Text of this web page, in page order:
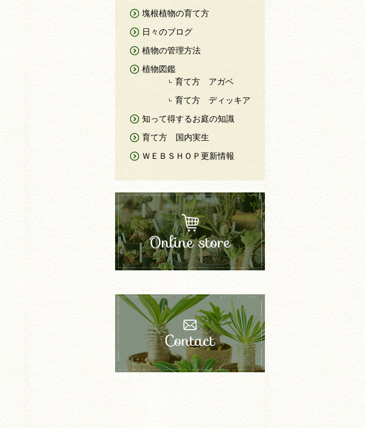
塊根植物の育て方
日々のブログ
植物の管理方法
植物図鑑
育て方 アガベ
育て方 ディッキア
知って得するお庭の知識
育て方 国内実生
ＷＥＢＳＨＯＰ更新情報